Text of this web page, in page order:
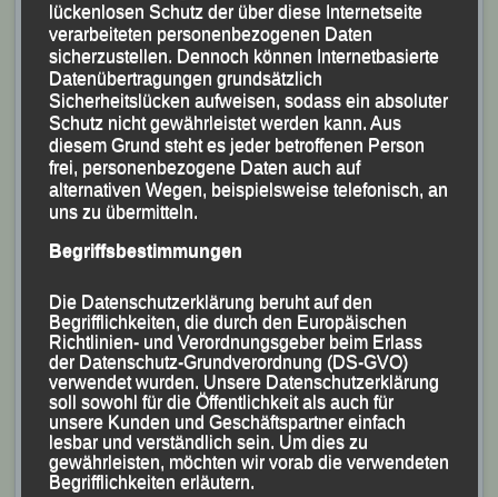
(KS.) Dr. Andreas Feldschmid, Stefan Biersack, Patrick
Wimmer und Tobias Kapfer von der Leichtathletik
Gemeinschaft (LG) Passau holten sich bei der 20.
Ausgabe des „Altöttinger Siebzehnrübl Dultlaufes“, der
im Rahmen des „schönsten Festes im Herzen Bayern“,
der 640 Jahre alten Altöttinger Hofdult, über die Bühne
ging und bei dem knapp 270 Teilnehmer am Start
waren, den Sieg in der 4 x 2,5-km-Staffel.
Temperaturen hatte sich das ehemalige Sprint-Quartett,
das früher über 4 x 100 m und 4 x400 m unterwegs
war, für den 4 x 2,5-km-Wettbewerb entschieden, bei
dem für die 11 Staffeln ein relativ flacher, aber etwas
„eckiger“ Rundkurs durch den oberbayerischen
Wallfahrtsort mit Start an der Justus-von-Liebig-Straße
und Ziel im „Ludwig-Kellerer-Sportstadion“ zu
lückenlosen Schutz der über diese Internetseite
verarbeiteten personenbezogenen Daten
sicherzustellen. Dennoch können Internetbasierte
Datenübertragungen grundsätzlich
Sicherheitslücken aufweisen, sodass ein absoluter
Schutz nicht gewährleistet werden kann. Aus
diesem Grund steht es jeder betroffenen Person
frei, personenbezogene Daten auch auf
alternativen Wegen, beispielsweise telefonisch, an
uns zu übermitteln.
Begriffsbestimmungen
Die Datenschutzerklärung beruht auf den
Begrifflichkeiten, die durch den Europäischen
Richtlinien- und Verordnungsgeber beim Erlass
der Datenschutz-Grundverordnung (DS-GVO)
verwendet wurden. Unsere Datenschutzerklärung
soll sowohl für die Öffentlichkeit als auch für
unsere Kunden und Geschäftspartner einfach
lesbar und verständlich sein. Um dies zu
gewährleisten, möchten wir vorab die verwendeten
Begrifflichkeiten erläutern.